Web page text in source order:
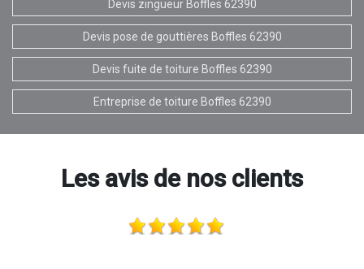
Devis zingueur Boffles 62390
Devis pose de gouttières Boffles 62390
Devis fuite de toiture Boffles 62390
Entreprise de toiture Boffles 62390
Les avis de nos clients